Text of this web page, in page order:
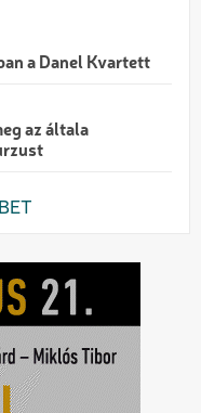
a Danel Kvartett
az általa